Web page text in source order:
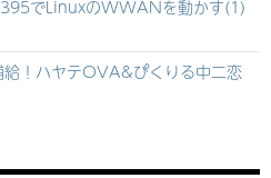
でLinuxのWWANを動かす(1)
給！ハヤテOVA&ぴくりる中二恋